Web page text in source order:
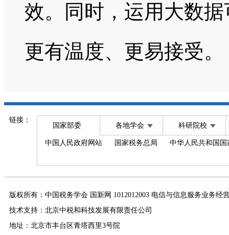
效。同时，运用大数
更有温度、更易接受。
链接：
国家部委 各地学会 科研院校
中国人民政府网站 国家税务总局 中华人民共和国
版权所有：中国税务学会 国新网 1012012003 电信与信息服务业务经
技术支持：北京中税和科技发展有限责任公司
地址：北京市丰台区青塔西里3号院